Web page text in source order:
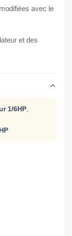
avec le
et des
1/6HP